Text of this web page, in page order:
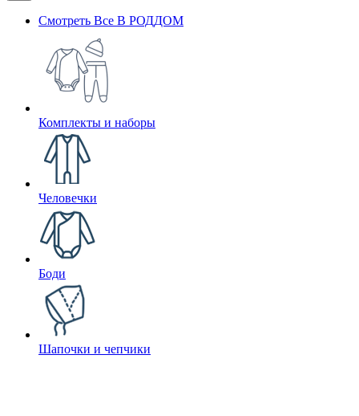
Смотреть Все В РОДДОМ
Комплекты и наборы
Человечки
Боди
Шапочки и чепчики